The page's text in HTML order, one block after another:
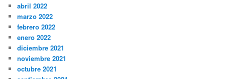
abril 2022
marzo 2022
febrero 2022
enero 2022
diciembre 2021
noviembre 2021
octubre 2021